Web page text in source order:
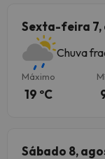
Sexta-feira 7,
Chuva
Máximo
19 ºC
Sábado 8,